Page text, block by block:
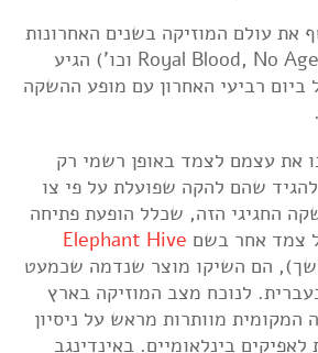
עולם המוזיקה בשנים האחרונות
(Royal Blood, No Age, The Black keys וכו') הגיע
ביום רביעי האחרון עם מופע ההשקה
את עצמם לצמד באופן רשמי רק
שהם להקה שפועלת על פי צו
החגיגי הזה, שכלל הופעת פתיחה
צמד אחר בשם Elephant Hive
הם השיקו מוצר שנדמה שכמעט
לנוכח מצב המוזיקה בארץ
המקומית מוותרות מראש על ניסיון
לאפיקים בינלאומיים. באינדינגב